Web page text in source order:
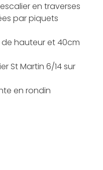
en traverses
par piquets
de hauteur et 40cm
St Martin 6/14 sur
en rondin